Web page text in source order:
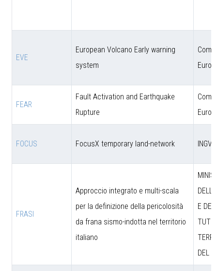
EVE
European Volcano Early warning
system
FEAR
Fault Activation and Earthquake
Rupture
FOCUS FocusX temporary land-network INGV
FRASI
Approccio integrato e multi-scala
per la definizione della pericolosità
da frana sismo-indotta nel territorio
italiano
E
DEL